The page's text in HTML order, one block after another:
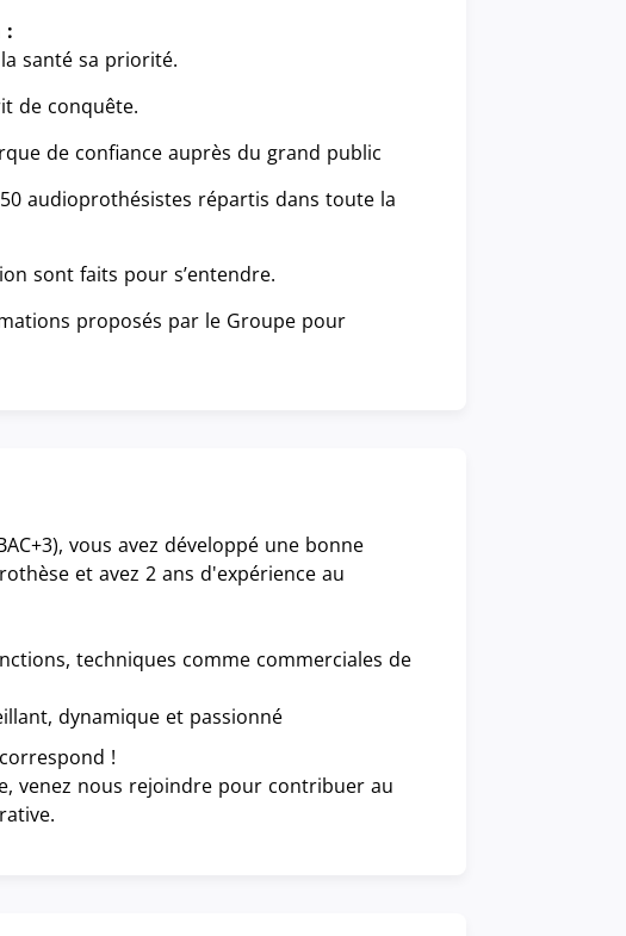
:
santé sa priorité.
de conquête.
de confiance auprès du grand public
audioprothésistes répartis dans toute la
sont faits pour s’entendre.
proposés par le Groupe pour
vous avez développé une bonne
et avez 2 ans d'expérience au
techniques comme commerciales de
dynamique et passionné
!
venez nous rejoindre pour contribuer au